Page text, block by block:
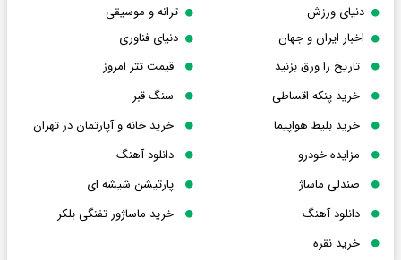
دنیای ورزش
ترانه و موسیقی
اخبار ایران و جهان
دنیای فناوری
تاریخ را ورق بزنید
قیمت تتر امروز
خرید پنکه اقساطی
سنگ قبر
خرید بلیط هواپیما
خرید خانه و آپارتمان در تهران
مزایده خودرو
دانلود آهنگ
صندلی ماساژ
پارتیشن شیشه ای
دانلود آهنگ
خرید ماساژور تفنگی بلکر
خرید نقره